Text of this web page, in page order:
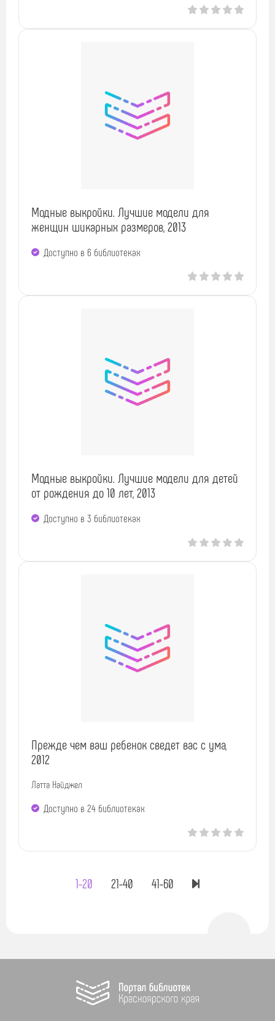
Модные выкройки. Лучшие модели для
женщин шикарных размеров, 2013
Доступно в 6 библиотеках
Модные выкройки. Лучшие модели для детей
от рождения до 10 лет, 2013
Доступно в 3 библиотеках
Прежде чем ваш ребенок сведет вас с ума,
2012
Латта Найджел
Доступно в 24 библиотеках
1-20 21-40 41-60